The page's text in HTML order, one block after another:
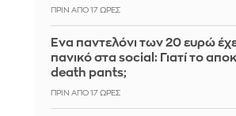
ΠΡΙΝ ΑΠΌ 17 ΏΡΕΣ
Ένα παντελόνι των 20 ευρώ
πανικό στα social: Γιατί το
death pants;
ΠΡΙΝ ΑΠΌ 17 ΏΡΕΣ